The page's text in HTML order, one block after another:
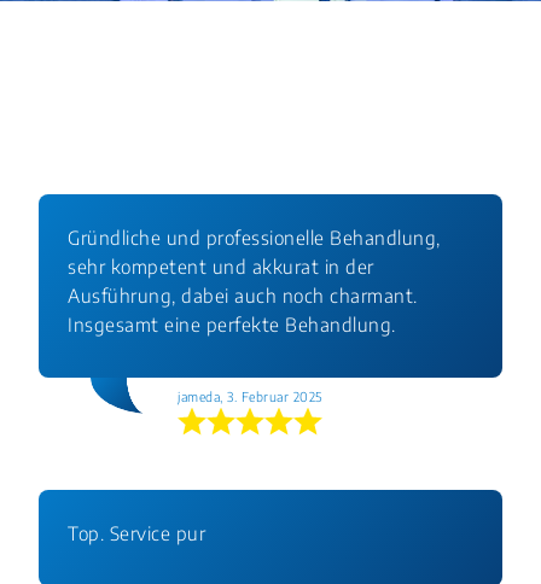
Gründliche und professionelle Behandlung,
sehr kompetent und akkurat in der
Ausführung, dabei auch noch charmant.
Insgesamt eine perfekte Behandlung.
jameda, 3. Februar 2025
Top. Service pur